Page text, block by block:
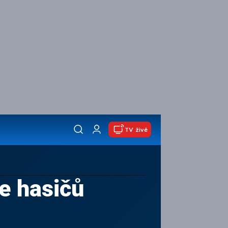
TV živě
hasičů